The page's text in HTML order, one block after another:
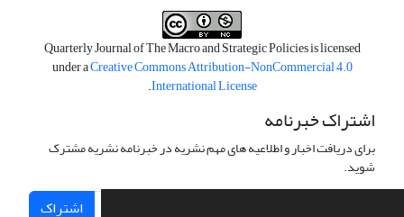
Quarterly Journal of The Macro and Strategic Policies is licensed
under aCreative Commons Attribution-NonCommercial 4.0
International License
.
اشتراک خبرنامه
برای دریافت اخبار و اطلاعیه های مهم نشریه در خبرنامه نشریه مشترک
شوید.
اشتراک